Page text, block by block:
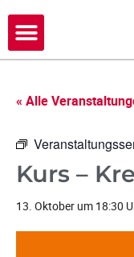
« Alle
Kurs –
13. Oktober um 18:30